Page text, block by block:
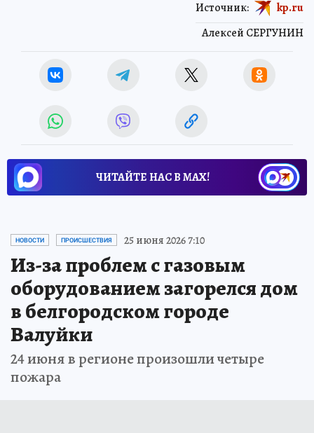
Алексей СЕРГУНИН
Источник: kp.ru
ЧИТАЙТЕ НАС В МАХ!
НОВОСТИ ПРОИСШЕСТВИЯ 25 июня 2026 7:10
Из-за проблем с газовым
оборудованием загорелся дом
в белгородском городе
Валуйки
24 июня в регионе произошли четыре
пожара